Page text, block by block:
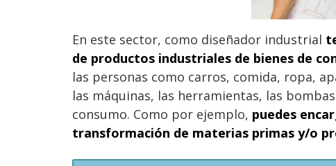
En este sector, como diseñador industrial
de productos industriales de bienes de
las personas como carros, comida, ropa,
las máquinas, las herramientas, las
consumo. Como por ejemplo, puedes
transformación de materias primas y/o